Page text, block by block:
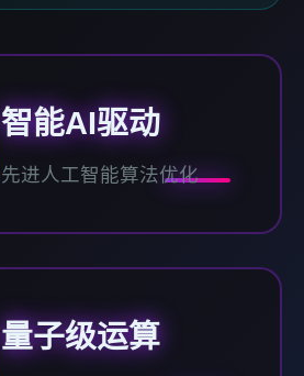
智能AI驱动
先进人工智能算法优化
量子级运算